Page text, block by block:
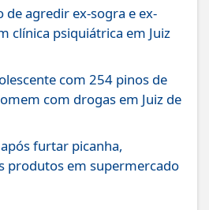
agredir ex-sogra e ex-
clínica psiquiátrica em Juiz
com 254 pinos de
com drogas em Juiz de
furtar picanha,
produtos em supermercado